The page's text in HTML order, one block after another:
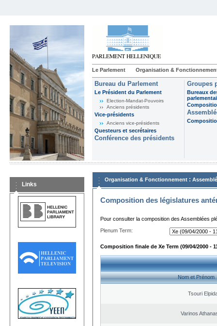
Le Parlement Organisation &
Bureau du Parlement
Le Président du Parlement
Election-Mandat-Pouvoirs
Anciens présidents
Vice-présidents
Anciens vice-présidents
Questeurs et secrétaires
Conférence des présidents
Groupes
Bureaux
Links
Organisation & Fonctionnement :
Composition des législatures
Pour consulter la composition des Assemblées
Plenum Term:
Composition finale de Xe Term (09/04/2000 -
Nom et Prénom
Tsouri
Varinos